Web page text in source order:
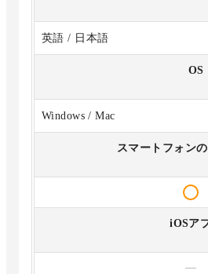
英語 / 日本語
OS
Windows / Mac
スマートフォン
iOSア
—